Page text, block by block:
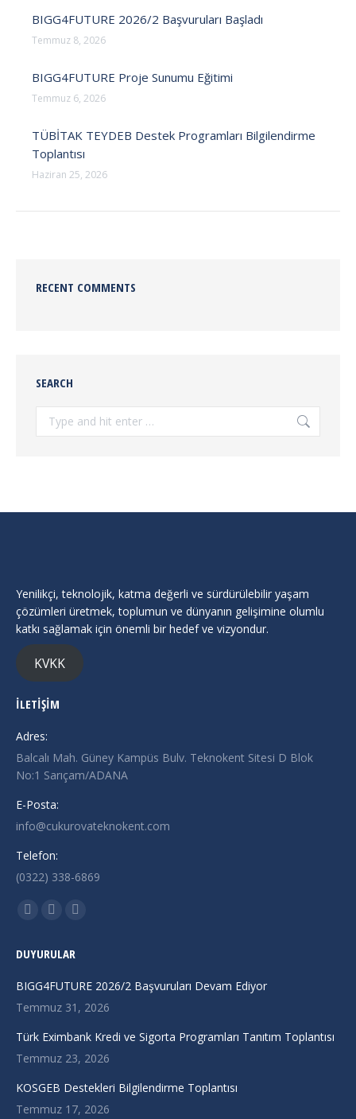
BIGG4FUTURE 2026/2 Başvuruları Başladı
Temmuz 8, 2026
BIGG4FUTURE Proje Sunumu Eğitimi
Temmuz 6, 2026
TÜBİTAK TEYDEB Destek Programları Bilgilendirme
Toplantısı
Haziran 25, 2026
RECENT COMMENTS
SEARCH
Search:
Yenilikçi, teknolojik, katma değerli ve sürdürülebilir yaşam
çözümleri üretmek, toplumun ve dünyanın gelişimine olumlu
katkı sağlamak için önemli bir hedef ve vizyondur.
KVKK
İLETİŞİM
Adres:
Balcalı Mah. Güney Kampüs Bulv. Teknokent Sitesi D Blok
No:1 Sarıçam/ADANA
E-Posta:
info@cukurovateknokent.com
Telefon:
(0322) 338-6869
Find us on:
X
opens
in
Linkedin
opens
in
new
Instagram
opens
in
new
DUYURULAR
BIGG4FUTURE 2026/2 Başvuruları Devam Ediyor
Temmuz 31, 2026
Türk Eximbank Kredi ve Sigorta Programları Tanıtım Toplantısı
Temmuz 23, 2026
KOSGEB Destekleri Bilgilendirme Toplantısı
Temmuz 17, 2026